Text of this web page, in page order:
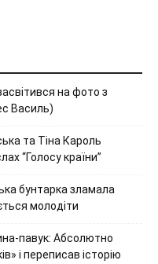
на фото з
Василь)
та Тіна Кароль
“Голосу країни”
бунтарка зламала
молодіти
павук: Абсолютно
і переписав історію